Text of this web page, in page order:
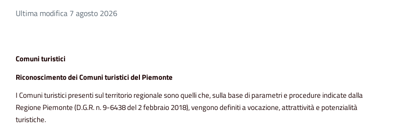
Ultima modifica 7 agosto 2026
Comuni turistici
Riconoscimento dei Comuni turistici del Piemonte
I Comuni turistici presenti sul territorio regionale sono quelli che, sulla base di parametri e procedure indicate dalla
Regione Piemonte (D.G.R. n. 9-6438 del 2 febbraio 2018), vengono definiti a vocazione, attrattività e potenzialità
turistiche.